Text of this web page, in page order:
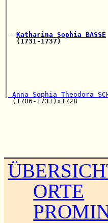
|
|--Katharina Sophia BASSE
(1731-1737)
|
Anna Sophia Theodora
(1706-
ORTE